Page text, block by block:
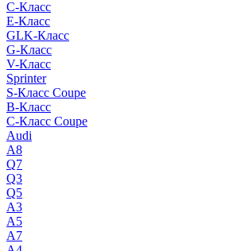
C-Класс
E-Класс
GLK-Класс
G-Класс
V-Класс
Sprinter
S-Класс Сoupe
B-Класс
C-Класс Coupe
Audi
A8
Q7
Q3
Q5
A3
A5
A7